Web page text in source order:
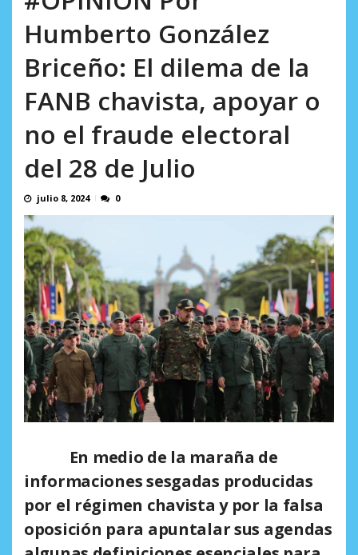
Humberto González
Briceño: El dilema de la
FANB chavista, apoyar o
no el fraude electoral
del 28 de Julio
julio 8, 2024 0
En medio de la maraña de
informaciones sesgadas producidas
por el régimen chavista y por la falsa
oposición para apuntalar sus agendas